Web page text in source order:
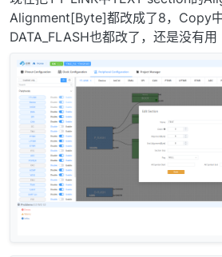
Alignment[Byte]都改成了8，Copy
DATA_FLASH也都改了，还是没有用